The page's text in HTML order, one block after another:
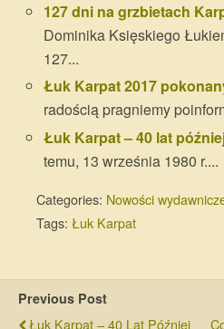
127 dni na grzbietach
Dominika Księskiego
127...
Łuk Karpat 2017
radością pragniemy
Łuk Karpat – 40 lat
temu, 13 września 1980 r....
Categories: Nowości
Tags: Łuk Karpat
Previous Post
Łuk Karpat – 40 Lat Później